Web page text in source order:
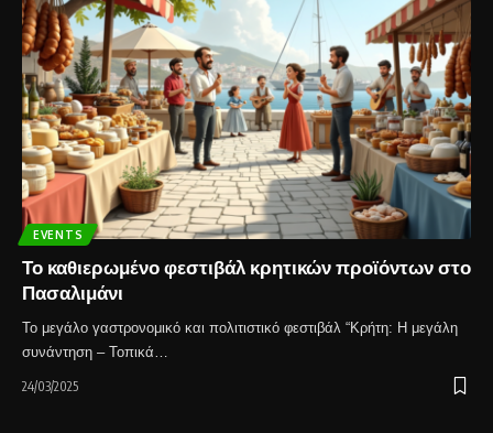
EVENTS
Το καθιερωμένο φεστιβάλ κρητικών προϊόντων στο
Πασαλιμάνι
Το μεγάλο γαστρονομικό και πολιτιστικό φεστιβάλ “Κρήτη: Η μεγάλη
συνάντηση – Τοπικά…
24/03/2025